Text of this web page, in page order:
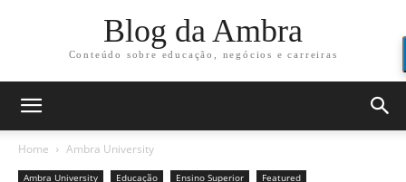
Blog da Ambra
Conteúdo sobre educação, negócios e carreiras
Home Ambra University
Ambra University Educação Ensino Superior Featured